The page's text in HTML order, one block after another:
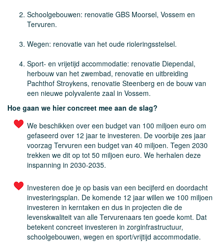
Schoolgebouwen: renovatie GBS Moorsel, Vossem en
Tervuren.
Wegen: renovatie van het oude rioleringsstelsel.
Sport- en vrijetijd accommodatie: renovatie Diependal,
herbouw van het zwembad, renovatie en uitbreiding
Pachthof Stroykens, renovatie Steenberg en de bouw van
een nieuwe polyvalente zaal in Vossem.
Hoe gaan we hier concreet mee aan de slag?
We beschikken over een budget van 100 miljoen euro om
gefaseerd over 12 jaar te investeren. De voorbije zes jaar
voorzag Tervuren een budget van 40 miljoen. Tegen 2030
trekken we dit op tot 50 miljoen euro. We herhalen deze
inspanning in 2030-2035.
Investeren doe je op basis van een becijferd en doordacht
investeringsplan. De komende 12 jaar willen we 100 miljoen
investeren in kerntaken en dus in projecten die de
levenskwaliteit van alle Tervurenaars ten goede komt. Dat
betekent concreet investeren in zorginfrastructuur,
schoolgebouwen, wegen en sport/vrijtijd accommodatie.